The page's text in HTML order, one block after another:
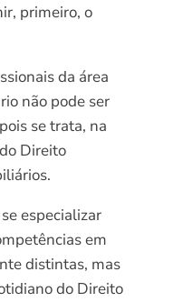
primeiro, o
da área
não pode ser
se trata, na
Direito
especializar
em
distintas, mas
do Direito